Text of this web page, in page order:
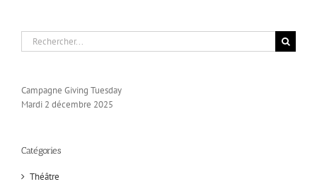
Rechercher:
Campagne Giving Tuesday
Mardi 2 décembre 2025
Catégories
Théâtre